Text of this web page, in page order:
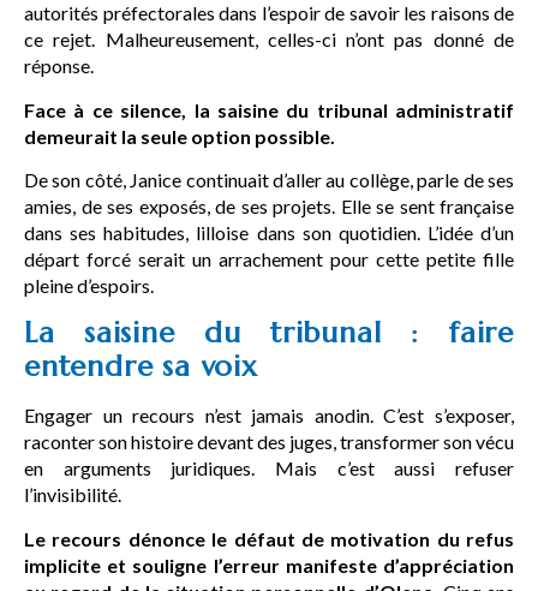
autorités préfectorales dans l’espoir de savoir les raisons de
ce rejet. Malheureusement, celles-ci n’ont pas donné de
réponse.
Face à ce silence, la saisine du tribunal administratif
demeurait la seule option possible.
De son côté, Janice continuait d’aller au collège, parle de ses
amies, de ses exposés, de ses projets. Elle se sent française
dans ses habitudes, lilloise dans son quotidien. L’idée d’un
départ forcé serait un arrachement pour cette petite fille
pleine d’espoirs.
La saisine du tribunal : faire
entendre sa voix
Engager un recours n’est jamais anodin. C’est s’exposer,
raconter son histoire devant des juges, transformer son vécu
en arguments juridiques. Mais c’est aussi refuser
l’invisibilité.
Le recours dénonce le défaut de motivation du refus
implicite et souligne l’erreur manifeste d’appréciation